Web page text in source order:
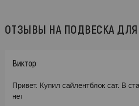
ОТЗЫВЫ НА ПОДВЕСКА ДЛЯ
Виктор
Привет. Купил сайлентблок сат. В
нет